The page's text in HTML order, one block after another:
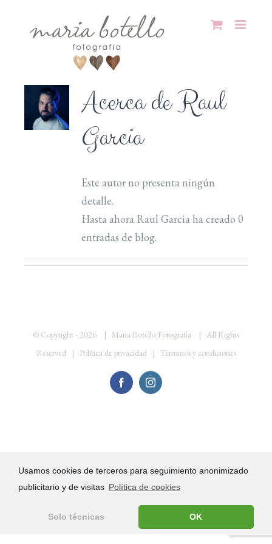
Usamos cookies de terceros para seguimiento anonimizado
publicitario y de visitas Política de cookies
Solo técnicas OK
Acerca deRaul
Garcia
Este autor no presenta ningún
detalle.
Hasta ahora Raul Garcia ha creado 0
entradas de blog.
© Copyright - 2026 | Maria Botello Fotografia | All Rights
Reserved | Política de privacidad| Términos y condiciones
FacebookInstagram